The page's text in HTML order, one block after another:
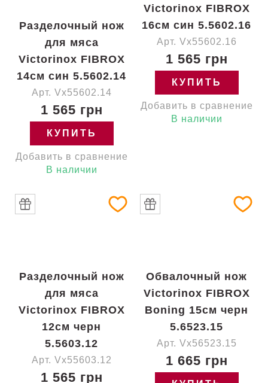
Разделочный нож
для мяса
Victorinox FIBROX
14см син 5.5602.14
Арт. Vx55602.14
1 565 грн
КУПИТЬ
Добавить в сравнение
В наличии
Victorinox FIBROX
16см син 5.5602.16
Арт. Vx55602.16
1 565 грн
КУПИТЬ
Добавить в сравнение
В наличии
Разделочный нож
для мяса
Victorinox FIBROX
12см черн
5.5603.12
Арт. Vx55603.12
1 565 грн
Обвалочный нож
Victorinox FIBROX
Boning 15см черн
5.6523.15
Арт. Vx56523.15
1 665 грн